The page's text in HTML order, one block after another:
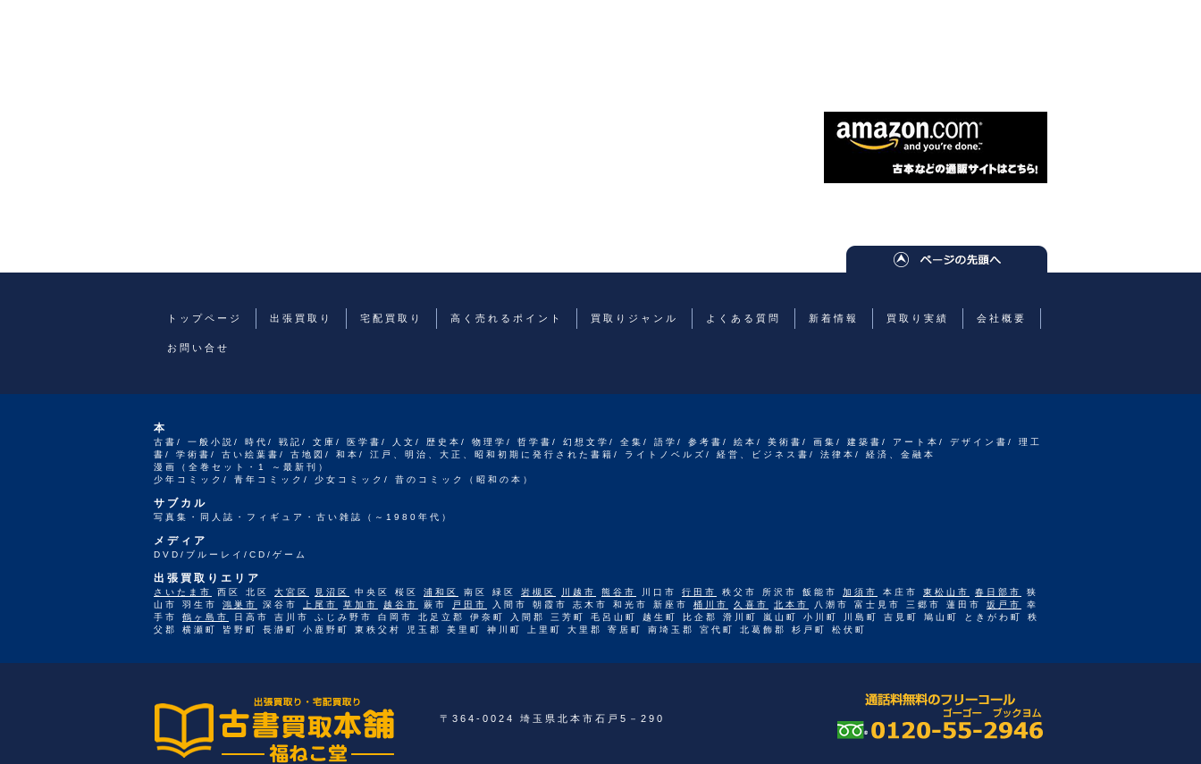
トップページ 出張買取り 宅配買取り 高く売れるポイント 買取りジャンル よくある質問 新着情報 買取り実績 会社概要
お問い合せ
本
古書/ 一般小説/ 時代/ 戦記/ 文庫/ 医学書/ 人文/ 歴史本/ 物理学/ 哲学書/ 幻想文学/ 全集/ 語学/ 参考書/ 絵本/ 美術書/ 画集/ 建築書/ アート本/ デザイン書/ 理工
書/ 学術書/ 古い絵葉書/ 古地図/ 和本/ 江戸、明治、大正、昭和初期に発行された書籍/ ライトノベルズ/ 経営、ビジネス書/ 法律本/ 経済、金融本
漫画（全巻セット・1 ～最新刊）
少年コミック/ 青年コミック/ 少女コミック/ 昔のコミック（昭和の本）
サブカル
写真集・同人誌・フィギュア・古い雑誌（～1980年代）
メディア
DVD/ブルーレイ/CD/ゲーム
出張買取りエリア
さいたま市 西区 北区 大宮区 見沼区 中央区 桜区 浦和区 南区 緑区 岩槻区 川越市 熊谷市 川口市 行田市 秩父市 所沢市 飯能市 加須市 本庄市 東松山市 春日部市
狭
山市 羽生市 鴻巣市 深谷市 上尾市 草加市 越谷市 蕨市 戸田市 入間市 朝霞市 志木市 和光市 新座市 桶川市 久喜市 北本市 八潮市 富士見市 三郷市 蓮田市 坂戸市
幸
手市 鶴ヶ島市
日高市 吉川市 ふじみ野市 白岡市 北足立郡 伊奈町 入間郡 三芳町 毛呂山町 越生町 比企郡 滑川町 嵐山町 小川町 川島町 吉見町 鳩山町 ときがわ町 秩
父郡 横瀬町 皆野町 長瀞町 小鹿野町 東秩父村 児玉郡 美里町 神川町 上里町 大里郡 寄居町 南埼玉郡 宮代町 北葛飾郡 杉戸町 松伏町
〒364-0024 埼玉県北本市石戸5－290